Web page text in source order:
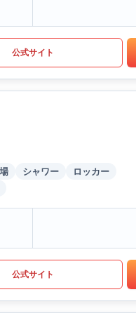
公式サイト
シャワー
ロッカー
公式サイト